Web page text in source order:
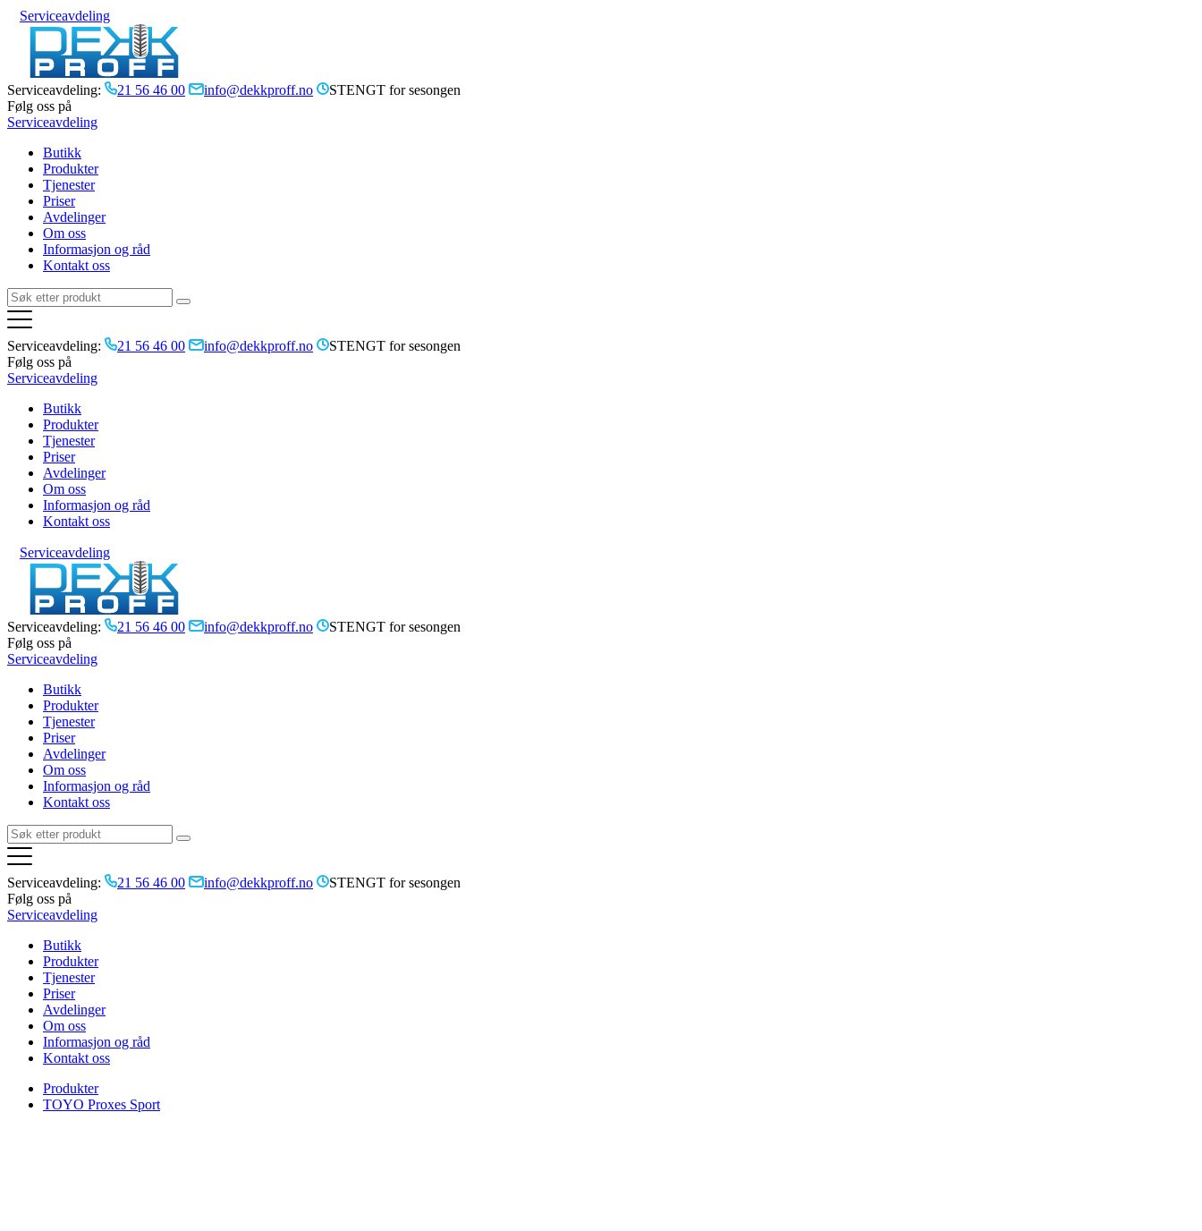
Serviceavdeling
Serviceavdeling: 21 56 46 00 info@dekkproff.no
STENGT for sesongen
Følg oss på
Serviceavdeling
Butikk
Produkter
Tjenester
Priser
Avdelinger
Om oss
Informasjon og råd
Kontakt oss
Serviceavdeling: 21 56 46 00 info@dekkproff.no
STENGT for sesongen
Følg oss på
Serviceavdeling
Butikk
Produkter
Tjenester
Priser
Avdelinger
Om oss
Informasjon og råd
Kontakt oss
Serviceavdeling
Serviceavdeling: 21 56 46 00 info@dekkproff.no
STENGT for sesongen
Følg oss på
Serviceavdeling
Butikk
Produkter
Tjenester
Priser
Avdelinger
Om oss
Informasjon og råd
Kontakt oss
Serviceavdeling: 21 56 46 00 info@dekkproff.no
STENGT for sesongen
Følg oss på
Serviceavdeling
Butikk
Produkter
Tjenester
Priser
Avdelinger
Om oss
Informasjon og råd
Kontakt oss
Produkter
TOYO Proxes Sport